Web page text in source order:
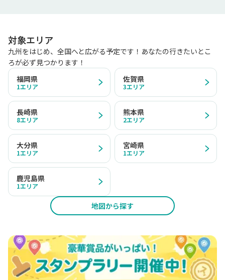
対象エリア
九州をはじめ、全国へと広がる予定です！あなたの行きたいとこ
ろが必ず見つかります！
福岡県
1エリア
佐賀県
3エリア
長崎県
8エリア
熊本県
2エリア
大分県
1エリア
宮崎県
1エリア
鹿児島県
1エリア
地図から探す